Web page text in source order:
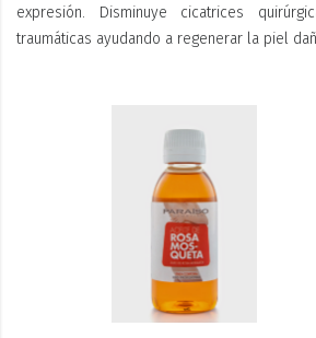
expresión. Disminuye cicatrices
traumáticas ayudando a regenerar la piel